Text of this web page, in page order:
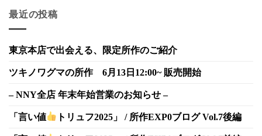
最近の投稿
東京本店で出会える、限定所作のご紹介
ツキノワグマの所作 6月13日12:00~ 販売開始
– NNY全店 年末年始営業のお知らせ –
「言い値 トリュフ2025」 / 所作EXP0ブログ Vol.7後編